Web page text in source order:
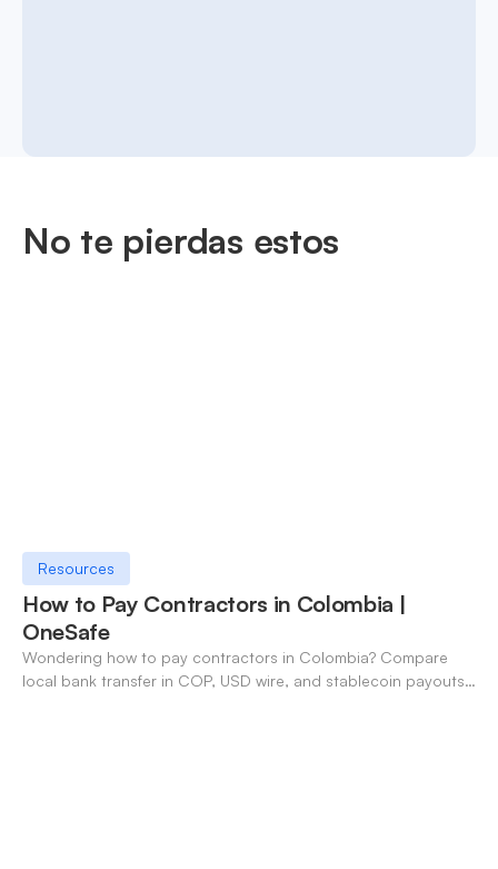
No te pierdas estos
Resources
How to Pay Contractors in Colombia |
OneSafe
Wondering how to pay contractors in Colombia? Compare
local bank transfer in COP, USD wire, and stablecoin payouts.